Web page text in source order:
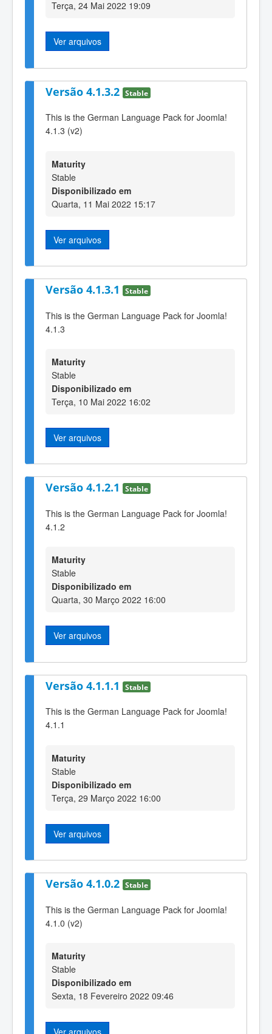
Terça, 24 Mai 2022 19:09
Ver arquivos
Versão 4.1.3.2 Stable
This is the German Language Pack for Joomla!
4.1.3 (v2)
Maturity
Stable
Disponibilizado em
Quarta, 11 Mai 2022 15:17
Ver arquivos
Versão 4.1.3.1 Stable
This is the German Language Pack for Joomla!
4.1.3
Maturity
Stable
Disponibilizado em
Terça, 10 Mai 2022 16:02
Ver arquivos
Versão 4.1.2.1 Stable
This is the German Language Pack for Joomla!
4.1.2
Maturity
Stable
Disponibilizado em
Quarta, 30 Março 2022 16:00
Ver arquivos
Versão 4.1.1.1 Stable
This is the German Language Pack for Joomla!
4.1.1
Maturity
Stable
Disponibilizado em
Terça, 29 Março 2022 16:00
Ver arquivos
Versão 4.1.0.2 Stable
This is the German Language Pack for Joomla!
4.1.0 (v2)
Maturity
Stable
Disponibilizado em
Sexta, 18 Fevereiro 2022 09:46